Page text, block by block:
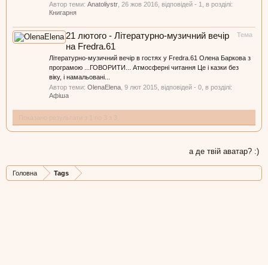
Автор теми: Anatoliystr 26 жов 2016 , відповідей - 1, в розділі:
Книгарня
Тема
21 лютого - Літературно-музичний вечір
на Fredra.61
Літературно-музичний вечір в гостях у Fredra.61 Олена Баркова з
програмою ...ГОВОРИТИ... Атмосферні читання Це і казки без
віку, і намальовані...
Автор теми: OlenaElena 9 лют 2015 , відповідей - 0, в розділі:
Афіша
а де твій аватар? :)
Головна Tags